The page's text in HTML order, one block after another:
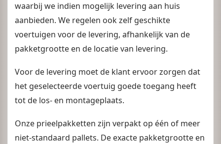
waarbij we indien mogelijk levering aan huis
aanbieden. We regelen ook zelf geschikte
voertuigen voor de levering, afhankelijk van de
pakketgrootte en de locatie van levering.
Voor de levering moet de klant ervoor zorgen dat
het geselecteerde voertuig goede toegang heeft
tot de los- en montageplaats.
Onze prieelpakketten zijn verpakt op één of meer
niet-standaard pallets. De exacte pakketgrootte en